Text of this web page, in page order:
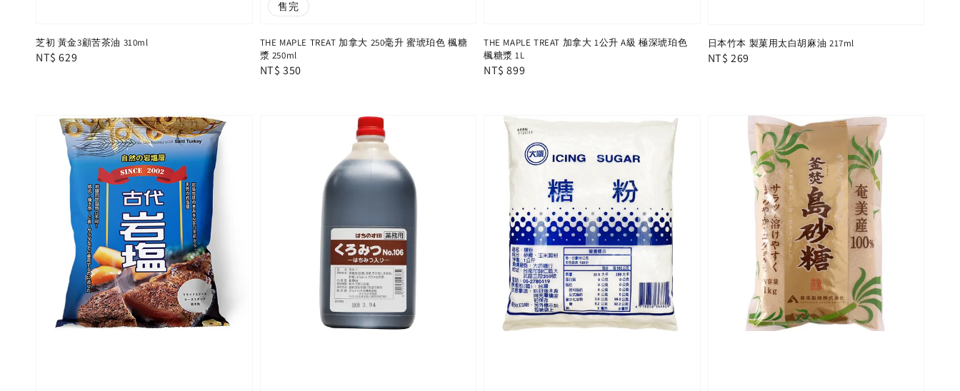
芝初 黃金3顧苦茶油 310ml
Regular
NT$ 629
售完
THE MAPLE TREAT 加拿大 250毫升 蜜琥珀色 楓糖
漿 250ml
Regular
NT$ 350
THE MAPLE TREAT 加拿大 1公升 A級 極深琥珀色
楓糖漿 1L
Regular
NT$ 899
日本竹本 製菓用太白胡麻油 217ml
Regular
NT$ 269